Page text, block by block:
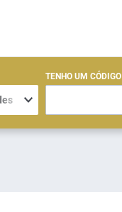
TENHO UM CÓDIGO